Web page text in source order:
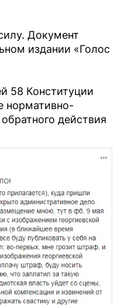
Документ
издании «Голос
58 Конституции
нормативно-
действия